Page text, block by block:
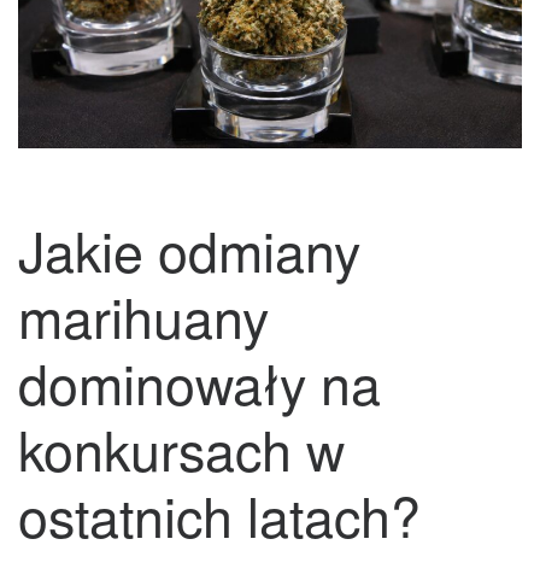
Jakie odmiany
marihuany
dominowały na
konkursach w
ostatnich latach?